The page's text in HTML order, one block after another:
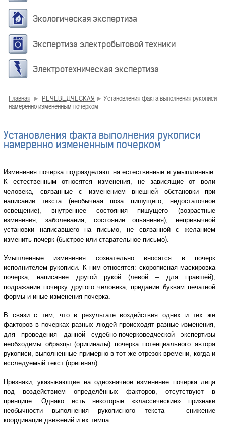
Экологическая экспертиза
Экспертиза электробытовой техники
Электротехническая экспертиза
Главная РЕЧЕВЕДЧЕСКАЯ
Установления факта выполнения рукописи
намеренно измененным почерком
Установления факта выполнения рукописи
намеренно измененным почерком
Изменения почерка подразделяют на естественные и умышленные.
К естественным относятся изменения, не зависящие от воли
человека, связанные с изменением внешней обстановки при
написании текста (необычная поза пишущего, недостаточное
освещение), внутреннее состояния пишущего (возрастные
изменения, заболевания, состояние опьянения), непривычной
установки написавшего на письмо, не связанной с желанием
изменить почерк (быстрое или старательное письмо).
Умышленные изменения сознательно вносятся в почерк
исполнителем рукописи. К ним относятся: скорописная маскировка
почерка, написание другой рукой (левой – для правшей),
подражание почерку другого человека, придание буквам печатной
формы и иные изменения почерка.
В связи с тем, что в результате воздействия одних и тех же
факторов в почерках разных людей происходят разные изменения,
для проведения данной судебно-почерковедческой экспертизы
необходимы образцы (оригиналы) почерка потенциального автора
рукописи, выполненные примерно в тот же отрезок времени, когда и
исследуемый текст (оригинал).
Признаки, указывающие на однозначное изменение почерка лица
под воздействием определённых факторов, отсутствуют в
принципе. Однако есть некоторые «классические» признаки
необычности выполнения рукописного текста – снижение
координации движений и их темпа.